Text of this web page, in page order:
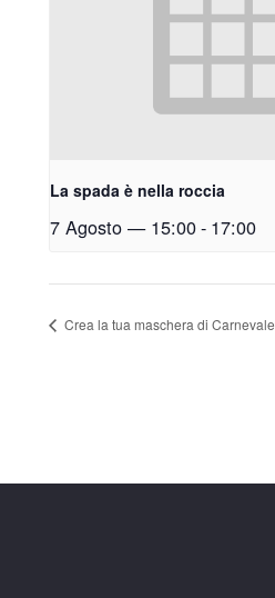
La spada è nella roccia
7 Agosto — 15:00- 17:00
Crea la tua maschera di Carnevale